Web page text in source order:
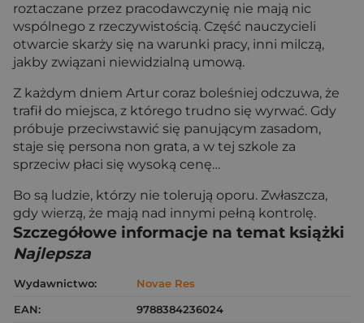
roztaczane przez pracodawczynię nie mają nic
wspólnego z rzeczywistością. Część nauczycieli
otwarcie skarży się na warunki pracy, inni milczą,
jakby związani niewidzialną umową.
Z każdym dniem Artur coraz boleśniej odczuwa, że
trafił do miejsca, z którego trudno się wyrwać. Gdy
próbuje przeciwstawić się panującym zasadom,
staje się persona non grata, a w tej szkole za
sprzeciw płaci się wysoką cenę…
Bo są ludzie, którzy nie tolerują oporu. Zwłaszcza,
gdy wierzą, że mają nad innymi pełną kontrolę.
Szczegółowe informacje na temat książki
Najlepsza
Wydawnictwo:
Novae Res
EAN:
9788384236024